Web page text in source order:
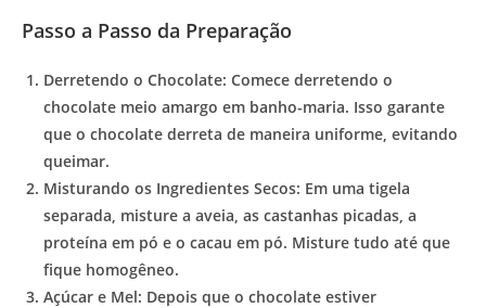
Passo a Passo da Preparação
Derretendo o Chocolate: Comece derretendo o
chocolate meio amargo em banho-maria. Isso garante
que o chocolate derreta de maneira uniforme, evitando
queimar.
Misturando os Ingredientes Secos: Em uma tigela
separada, misture a aveia, as castanhas picadas, a
proteína em pó e o cacau em pó. Misture tudo até que
fique homogêneo.
Açúcar e Mel: Depois que o chocolate estiver